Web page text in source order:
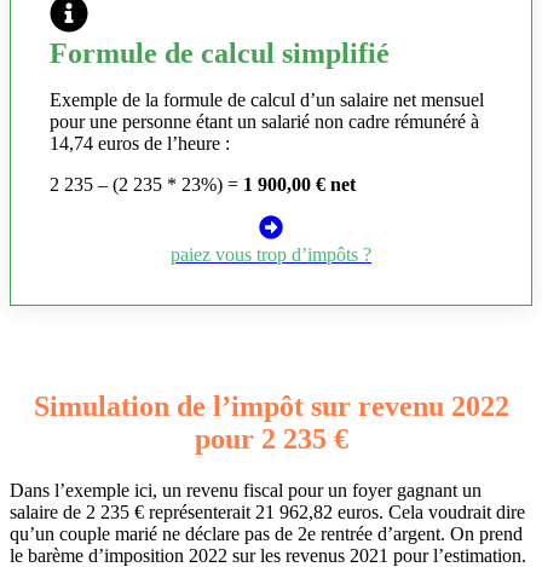
Formule de calcul simplifié
Exemple de la formule de calcul d’un salaire net mensuel
pour une personne étant un salarié non cadre rémunéré à
14,74 euros de l’heure :
2 235 – (2 235 * 23%) = 1 900,00 € net
paiez vous trop d’impôts ?
Simulation de l’impôt sur revenu 2022
pour 2 235 €
Dans l’exemple ici, un revenu fiscal pour un foyer gagnant un
salaire de 2 235 € représenterait 21 962,82 euros. Cela voudrait dire
qu’un couple marié ne déclare pas de 2e rentrée d’argent. On prend
le barème d’imposition 2022 sur les revenus 2021 pour l’estimation.